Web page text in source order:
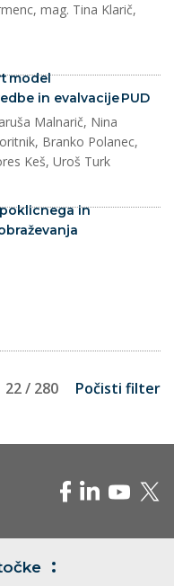
mag. Tina Klarič,
model
in evalvacije PUD
Malnarič, Nina
Branko Polanec,
Keš, Uroš Turk
in
22 / 280 Počisti filter